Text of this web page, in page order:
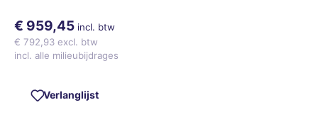
€ 959,45 incl. btw
€ 792,93 excl. btw
incl. alle milieubijdrages
Verlanglijst